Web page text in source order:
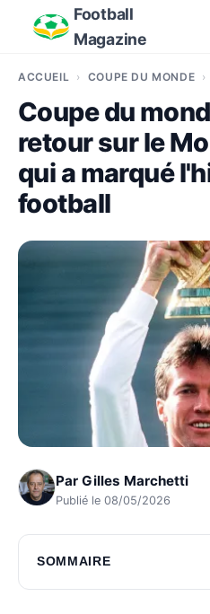
Football
Magazine
ACCUEIL COUPE DU MONDE
Coupe du
retour sur le
qui a marqué
football
Par Gilles Marchetti
Publié le 08/05/2026
SOMMAIRE
Le parcours des